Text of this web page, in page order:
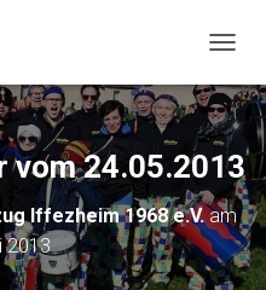
vom 24.05.2013
Iffezheim 1968 e.V.am
2013